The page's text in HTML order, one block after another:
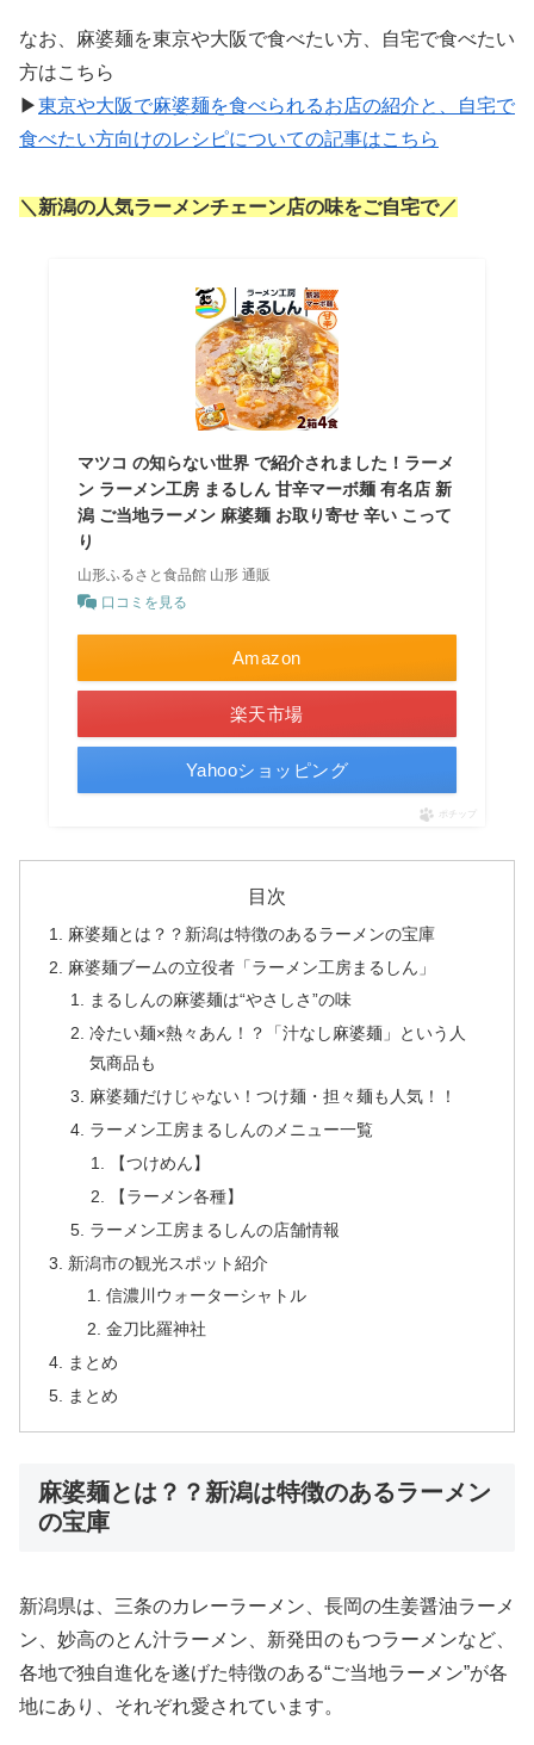
なお、麻婆麺を東京や大阪で食べたい方、自宅で食べたい
方はこちら
▶東京や大阪で麻婆麺を食べられるお店の紹介と、自宅で
食べたい方向けのレシピについての記事はこちら
＼新潟の人気ラーメンチェーン店の味をご自宅で／
マツコ の知らない世界 で紹介されました！ラーメ
ン ラーメン工房 まるしん 甘辛マーボ麺 有名店 新
潟 ご当地ラーメン 麻婆麺 お取り寄せ 辛い こって
り
山形ふるさと食品館 山形 通販
口コミを見る
Amazon
楽天市場
Yahooショッピング
ポチップ
目次
麻婆麺とは？？新潟は特徴のあるラーメンの宝庫
麻婆麺ブームの立役者「ラーメン工房まるしん」
まるしんの麻婆麺は“やさしさ”の味
冷たい麺×熱々あん！？「汁なし麻婆麺」という人
気商品も
麻婆麺だけじゃない！つけ麺・担々麺も人気！！
ラーメン工房まるしんのメニュー一覧
【つけめん】
【ラーメン各種】
ラーメン工房まるしんの店舗情報
新潟市の観光スポット紹介
信濃川ウォーターシャトル
金刀比羅神社
まとめ
まとめ
麻婆麺とは？？新潟は特徴のあるラーメン
の宝庫
新潟県は、三条のカレーラーメン、長岡の生姜醤油ラーメ
ン、妙高のとん汁ラーメン、新発田のもつラーメンなど、
各地で独自進化を遂げた特徴のある“ご当地ラーメン”が各
地にあり、それぞれ愛されています。